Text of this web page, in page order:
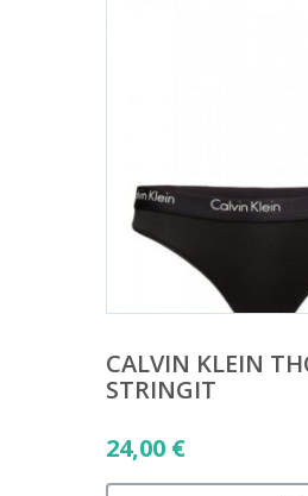
CALVIN KLEIN
STRINGIT
24,00 €